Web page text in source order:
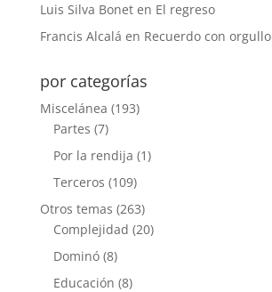
Luis Silva Boneten El regreso
Francis Alcalá en Recuerdo con orgullo
por categorías
Miscelánea (193)
Partes (7)
Por la rendija (1)
Terceros (109)
Otros temas (263)
Complejidad (20)
Dominó(8)
Educación (8)